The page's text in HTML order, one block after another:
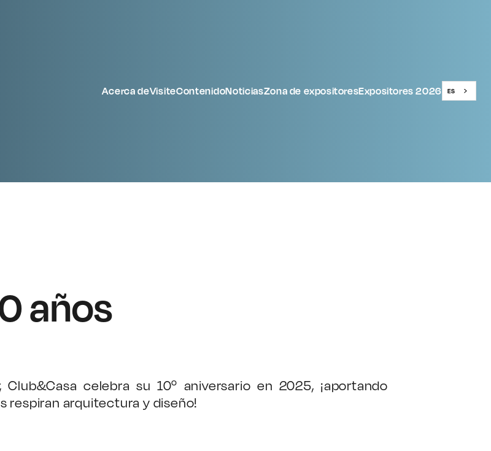
Acerca deVisiteContenidoNoticiasZona de expositoresExpositores 2026 ES
años
celebra su 10º aniversario en 2025, ¡aportando
respiran arquitectura y diseño!